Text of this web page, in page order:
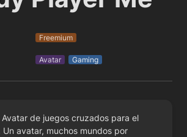
Freemium
Avatar Gaming
de juegos cruzados para el
Un avatar, muchos mundos por